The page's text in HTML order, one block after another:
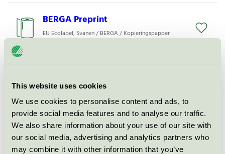
This website uses cookies
We use cookies to personalise content and ads, to
provide social media features and to analyse our traffic.
We also share information about your use of our site with
our social media, advertising and analytics partners who
may combine it with other information that you’ve
BERGA Preprint
EU Ecolabel, Svanen / BERGA / Kopieringspapper
Svanen, EU Ecolabel / BERGA / Kopierings- och
tryckpapper
BERGA Set
Svanen, EU Ecolabel / BERGA / Kopierings- och
tryckpapper